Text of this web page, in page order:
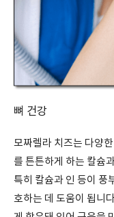
뼈 건강
모짜렐라 치즈는 다양
를 튼튼하게 하는 칼슘
특히 칼슘과 인 등이 풍
호하는 데 도움이 됩니